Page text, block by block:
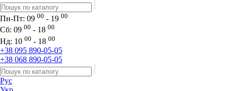
Пн-Пт: 09 00 - 19 00
Сб: 09 00 - 18 00
Нд: 10 00 - 18 00
+38 095 890-05-05
+38 068 890-05-05
Рус